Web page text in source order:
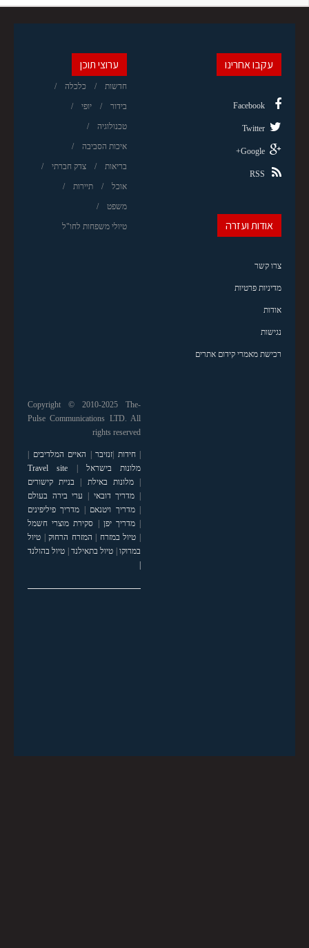
ערוצי תוכן
חדשות כלכלה
בידור יופי
טכנולוגיה
איכות הסביבה
בריאות צדק חברתי
אוכל תיירות
משפט
טיולי משפחות לחו"ל
עקבו אחרינו
Facebook
Twitter
Google+
RSS
אודות ועזרה
צרו קשר
מדיניות פרטיות
אודות
נגישות
רכישת מאמרי קידום אתרים
Copyright © 2010-2025 The-
Pulse Communications LTD. All
rights reserved
|חידות זנזיבר האיים המלדיבים
מלונות בישראל
Travel site
|מלונות באילת
בניית קישורים
מדריך דובאי
ערי בירה בעולם
|מדריך ויטנאם
מדריך פיליפינים
|מדריך יפן
סקירת מוצרי חשמל
טיול במזרח המזרח הרחוק| טיול
במרוקו| טיול בתאילנד| טיול בהולנד